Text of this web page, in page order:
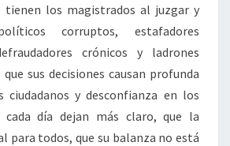
tienen los magistrados al juzgar y
corruptos, estafadores
crónicos y ladrones
sus decisiones causan profunda
ciudadanos y desconfianza en los
cada día dejan más claro, que la
para todos, que su balanza no está